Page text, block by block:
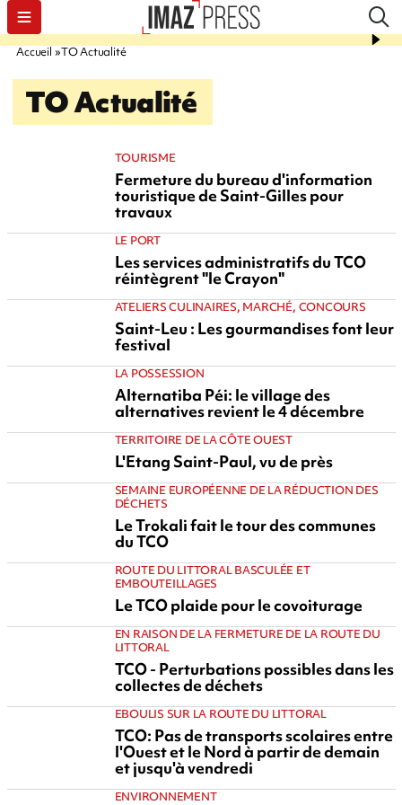
Accueil TO Actualité
TO Actualité
TOURISME
Fermeture du bureau d'information
touristique de Saint-Gilles pour
travaux
LE PORT
Les services administratifs du TCO
réintègrent "le Crayon"
ATELIERS CULINAIRES, MARCHÉ, CONCOURS
Saint-Leu : Les gourmandises font leur
festival
LA POSSESSION
Alternatiba Péi: le village des
alternatives revient le 4 décembre
TERRITOIRE DE LA CÔTE OUEST
L'Etang Saint-Paul, vu de près
SEMAINE EUROPÉENNE DE LA RÉDUCTION DES
DÉCHETS
Le Trokali fait le tour des communes
du TCO
ROUTE DU LITTORAL BASCULÉE ET
EMBOUTEILLAGES
Le TCO plaide pour le covoiturage
EN RAISON DE LA FERMETURE DE LA ROUTE DU
LITTORAL
TCO - Perturbations possibles dans les
collectes de déchets
EBOULIS SUR LA ROUTE DU LITTORAL
TCO: Pas de transports scolaires entre
l'Ouest et le Nord à partir de demain
et jusqu'à vendredi
ENVIRONNEMENT